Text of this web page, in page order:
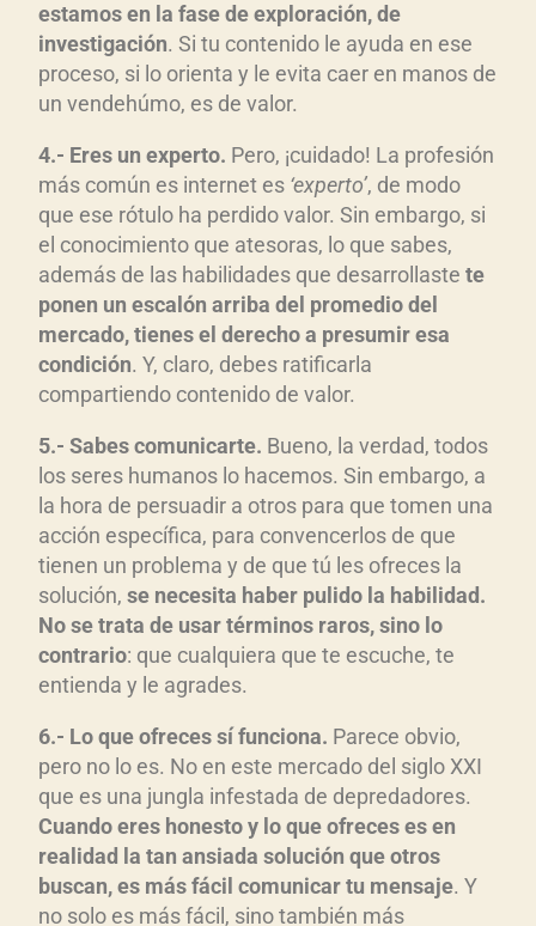
estamos en la fase de exploración, de
investigación. Si tu contenido le ayuda en ese
proceso, si lo orienta y le evita caer en manos de
un vendehúmo, es de valor.
4.- Eres un experto. Pero, ¡cuidado! La profesión
más común es internet es ‘experto’, de modo
que ese rótulo ha perdido valor. Sin embargo, si
el conocimiento que atesoras, lo que sabes,
además de las habilidades que desarrollaste te
ponen un escalón arriba del promedio del
mercado, tienes el derecho a presumir esa
condición. Y, claro, debes ratificarla
compartiendo contenido de valor.
5.- Sabes comunicarte. Bueno, la verdad, todos
los seres humanos lo hacemos. Sin embargo, a
la hora de persuadir a otros para que tomen una
acción específica, para convencerlos de que
tienen un problema y de que tú les ofreces la
solución, se necesita haber pulido la habilidad.
No se trata de usar términos raros, sino lo
contrario: que cualquiera que te escuche, te
entienda y le agrades.
6.- Lo que ofreces sí funciona. Parece obvio,
pero no lo es. No en este mercado del siglo XXI
que es una jungla infestada de depredadores.
Cuando eres honesto y lo que ofreces es en
realidad la tan ansiada solución que otros
buscan, es más fácil comunicar tu mensaje. Y
no solo es más fácil, sino también más